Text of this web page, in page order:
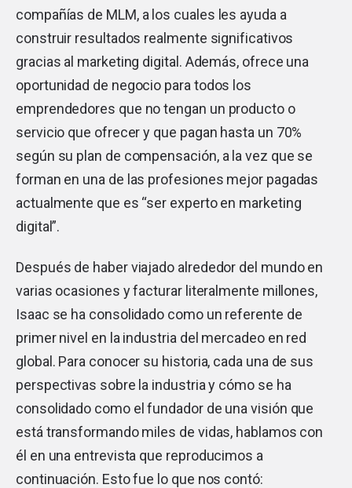
compañías de MLM, a los cuales les ayuda a
construir resultados realmente significativos
gracias al marketing digital. Además, ofrece una
oportunidad de negocio para todos los
emprendedores que no tengan un producto o
servicio que ofrecer y que pagan hasta un 70%
según su plan de compensación, a la vez que se
forman en una de las profesiones mejor pagadas
actualmente que es “ser experto en marketing
digital”.
Después de haber viajado alrededor del mundo en
varias ocasiones y facturar literalmente millones,
Isaac se ha consolidado como un referente de
primer nivel en la industria del mercadeo en red
global. Para conocer su historia, cada una de sus
perspectivas sobre la industria y cómo se ha
consolidado como el fundador de una visión que
está transformando miles de vidas, hablamos con
él en una entrevista que reproducimos a
continuación. Esto fue lo que nos contó: